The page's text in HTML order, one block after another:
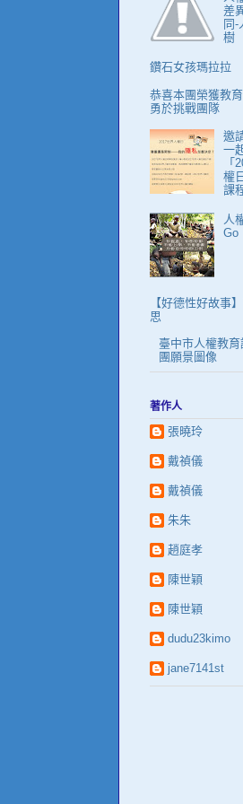
差
同-
樹
鑽石女孩瑪拉拉
恭喜本團榮獲教
勇於挑戰團隊
邀
一
「
權
課
人
Go
【好德性好故事
思
臺中市人權教
團願景圖像
著作人
張曉玲
戴禎儀
戴禎儀
朱朱
趙庭孝
陳世穎
陳世穎
dudu23kimo
jane7141st